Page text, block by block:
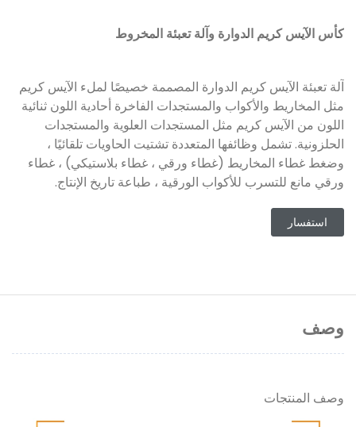
كأس الآيس كريم الدوارة وآلة تعبئة المخروط
آلة تعبئة الآيس كريم الدوارة المصممة خصيصًا لملء الآيس كريم
مثل المخاريط والأكواب والمستجدات الفاخرة أحادية اللون ثنائية
اللون من الآيس كريم مثل المستجدات العلوية والمستجدات
الحلزونية. تشمل وظائفها المتعددة تشتيت الحاويات تلقائيًا ،
وضغط غطاء المخاريط (غطاء ورقي ، غطاء بلاستيكي) ، غطاء
ورقي مانع للتسرب للأكواب الورقية ، طباعة تاريخ الإنتاج.
استفسار
وصف
وصف المنتجات